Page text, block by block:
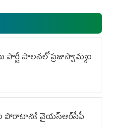
పార్టీ పాలనలో ప్రజాస్వామ్యం
పోరాటానికి వైయ‌స్ఆర్‌సీపీ